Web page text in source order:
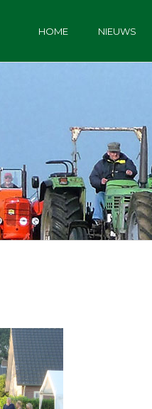
HOME NIEUWS